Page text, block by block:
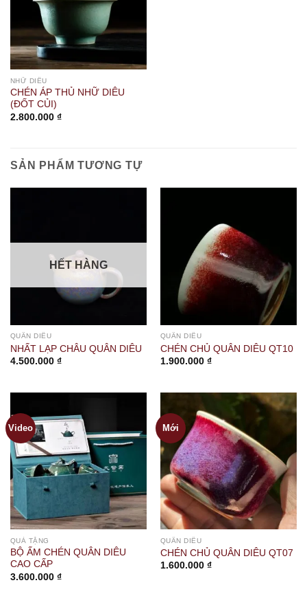
NHỮ DIÊU
CHÉN ÁP THỦ NHỮ DIÊU
(ĐỐT CỦI)
2.800.000 ₫
SẢN PHẨM TƯƠNG TỰ
HẾT HÀNG
QUÂN DIÊU
NHẤT LẠP CHÂU QUÂN DIÊU
4.500.000 ₫
QUÂN DIÊU
CHÉN CHỦ QUÂN DIÊU QT10
1.900.000 ₫
Video
QUÀ TẶNG
BỘ ẤM CHÉN QUÂN DIÊU
CAO CẤP
3.600.000 ₫
Mới
QUÂN DIÊU
CHÉN CHỦ QUÂN DIÊU QT07
1.600.000 ₫